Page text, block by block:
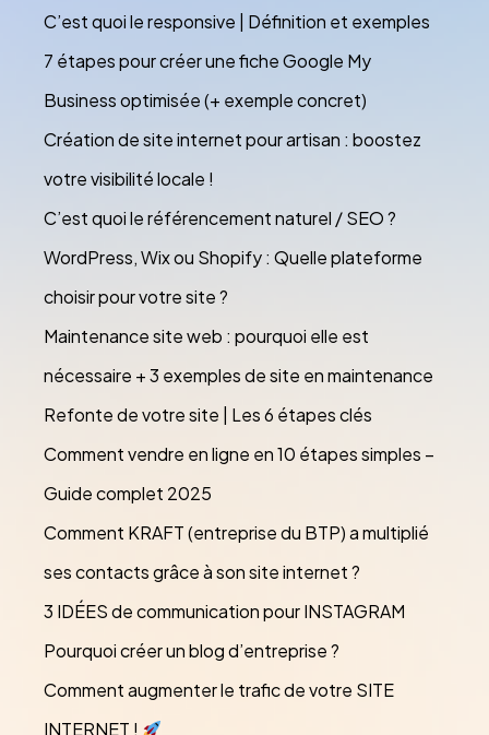
C’est quoi le responsive | Définition et exemples
7 étapes pour créer une fiche Google My
Business optimisée (+ exemple concret)
Création de site internet pour artisan : boostez
votre visibilité locale !
C’est quoi le référencement naturel / SEO ?
WordPress, Wix ou Shopify : Quelle plateforme
choisir pour votre site ?
Maintenance site web : pourquoi elle est
nécessaire + 3 exemples de site en maintenance
Refonte de votre site | Les 6 étapes clés
Comment vendre en ligne en 10 étapes simples –
Guide complet 2025
Comment KRAFT (entreprise du BTP) a multiplié
ses contacts grâce à son site internet ?
3 IDÉES de communication pour INSTAGRAM
Pourquoi créer un blog d’entreprise ?
Comment augmenter le trafic de votre SITE
INTERNET !